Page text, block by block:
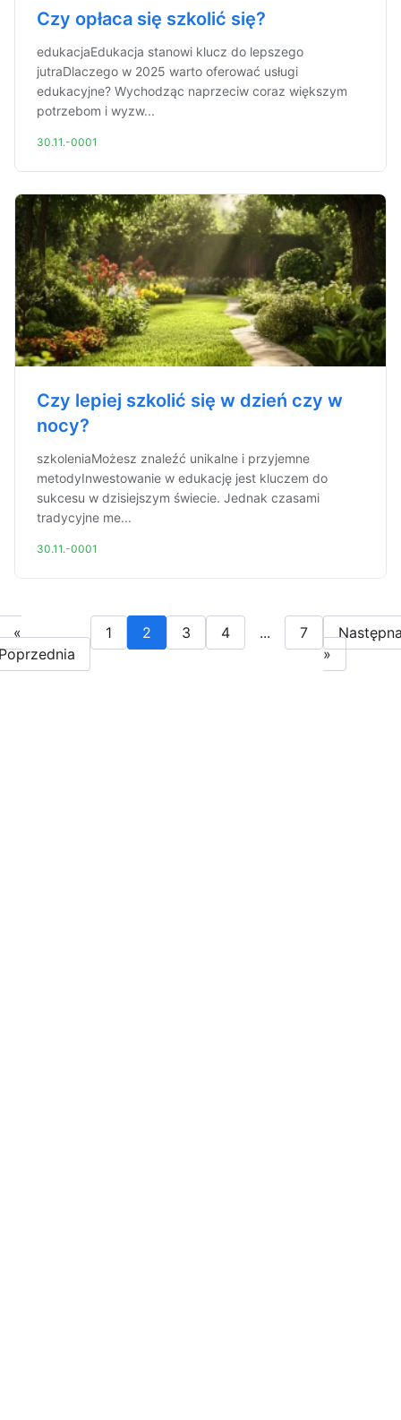
Czy opłaca się szkolić się?
edukacjaEdukacja stanowi klucz do lepszego
jutraDlaczego w 2025 warto oferować usługi
edukacyjne? Wychodząc naprzeciw coraz większym
potrzebom i wyzw...
30.11.-0001
Czy lepiej szkolić się w dzień czy w
nocy?
szkoleniaMożesz znaleźć unikalne i przyjemne
metodyInwestowanie w edukację jest kluczem do
sukcesu w dzisiejszym świecie. Jednak czasami
tradycyjne me...
30.11.-0001
«
1 2 3 4 ... 7
»